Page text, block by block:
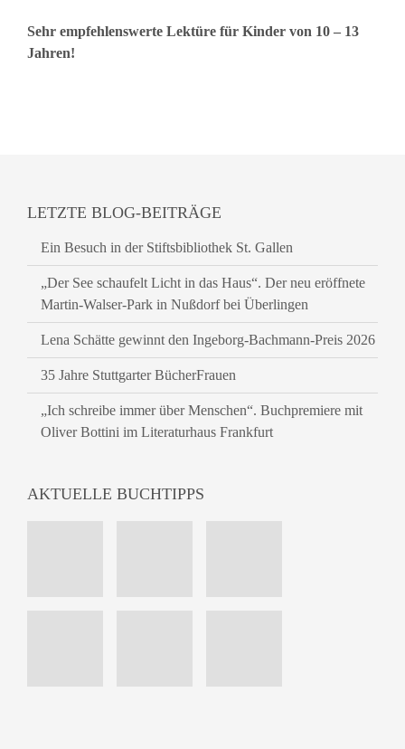
Sehr empfehlenswerte Lektüre für Kinder von 10 – 13
Jahren!
LETZTE BLOG-BEITRÄGE
Ein Besuch in der Stiftsbibliothek St. Gallen
„Der See schaufelt Licht in das Haus“. Der neu eröffnete
Martin-Walser-Park in Nußdorf bei Überlingen
Lena Schätte gewinnt den Ingeborg-Bachmann-Preis 2026
35 Jahre Stuttgarter BücherFrauen
„Ich schreibe immer über Menschen“. Buchpremiere mit
Oliver Bottini im Literaturhaus Frankfurt
AKTUELLE BUCHTIPPS